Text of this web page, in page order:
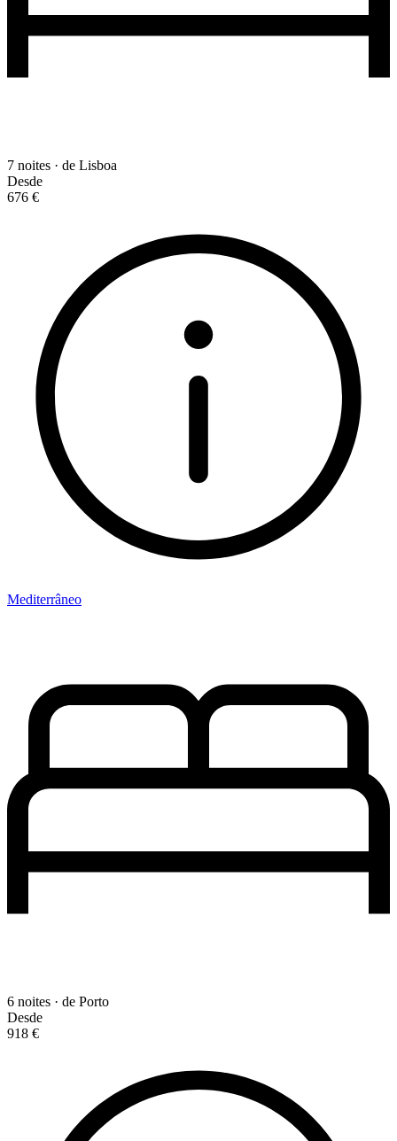
7 noites · de Lisboa
Desde
676 €
Mediterrâneo
6 noites · de Porto
Desde
918 €